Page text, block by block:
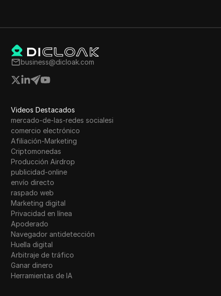
business@dicloak.com
Videos Destacados
mercado-de-las-redes socialesi
comercio electrónico
Afiliación-Marketing
Criptomonedas
Producción Airdrop
publicidad-online
envío directo
raspado web
Marketing digital
Privacidad en línea
Apoderado
Navegador antidetección
Huella digital
Arbitraje de tráfico
Ganar dinero
Herramientas de IA